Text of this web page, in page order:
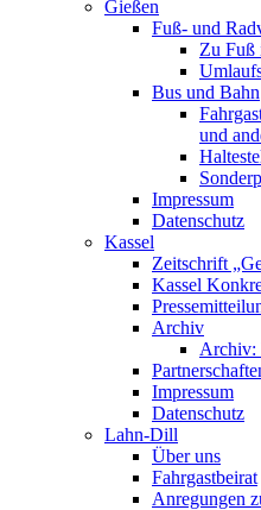
Gießen
Fuß- und
Zu Fuß
Bus und Bahn
und
Impressum
Datenschutz
Kassel
Zeitschrift
Kassel
Archiv
Archiv:
Impressum
Datenschutz
Lahn-Dill
Über uns
Fahrgastbeirat
Anregungen